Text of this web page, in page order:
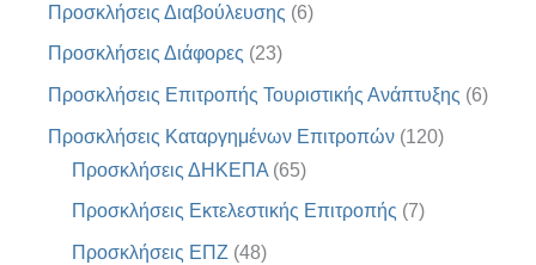
Προσκλήσεις Διαβούλευσης (6)
Προσκλήσεις Διάφορες (23)
Προσκλήσεις Επιτροπής Τουριστικής Ανάπτυξης (6)
Προσκλήσεις Καταργημένων Επιτροπών (120)
Προσκλήσεις ΔΗΚΕΠΑ (65)
Προσκλήσεις Εκτελεστικής Επιτροπής (7)
Προσκλήσεις ΕΠΖ (48)